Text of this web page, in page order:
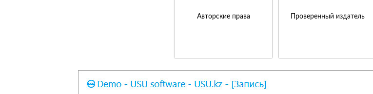
Авторские права Проверенный издатель